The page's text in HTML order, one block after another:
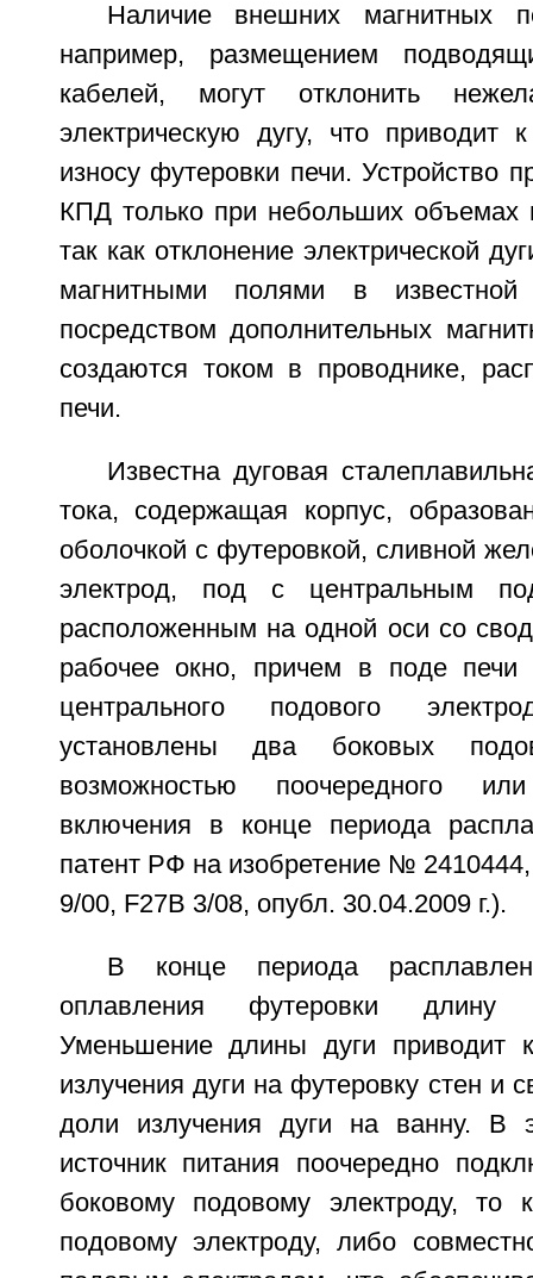
Наличие внешних магнитных
например, размещением
кабелей, могут отклонить
электрическую дугу, что приводит
износу футеровки печи. Устройство
КПД только при небольших объемах
так как отклонение электрической
магнитными полями в известной
посредством дополнительных
создаются током в проводнике,
печи.
Известна дуговая
тока, содержащая корпус,
оболочкой с футеровкой, сливной
электрод, под с центральным
расположенным на одной оси со
рабочее окно, причем в поде
центрального подового
установлены два боковых
возможностью поочередного
включения в конце периода
патент РФ на изобретение №
9/00, F27B 3/08, опубл. 30.04.2009 г.).
В конце периода
оплавления футеровки длину
Уменьшение длины дуги приводит
излучения дуги на футеровку стен и
доли излучения дуги на ванну. В
источник питания поочередно
боковому подовому электроду, то
подовому электроду, либо